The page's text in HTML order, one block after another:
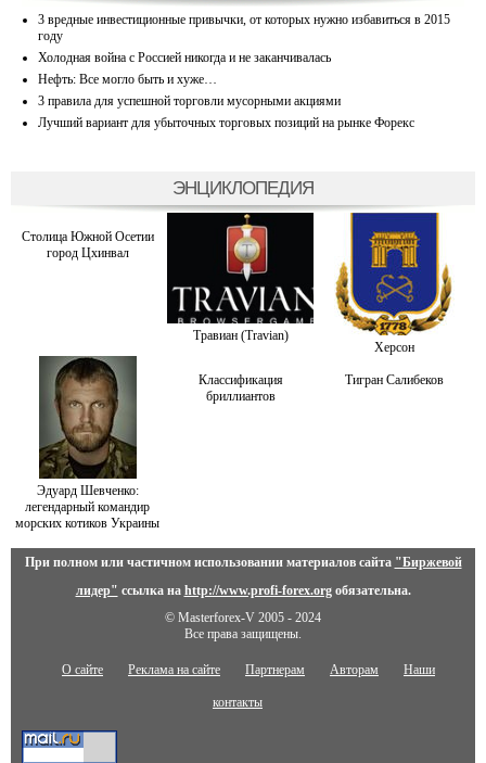
3 вредные инвестиционные привычки, от которых нужно избавиться в 2015
году
Холодная война с Россией никогда и не заканчивалась
Нефть: Все могло быть и хуже…
3 правила для успешной торговли мусорными акциями
Лучший вариант для убыточных торговых позиций на рынке Форекс
ЭНЦИКЛОПЕДИЯ
Столица Южной Осетии
город Цхинвал
Травиан (Travian)
Херсон
Эдуард Шевченко:
легендарный командир
морских котиков Украины
Классификация
бриллиантов
Тигран Салибеков
При полном или частичном использовании материалов сайта "Биржевой
лидер" ссылка на http://www.profi-forex.orgобязательна.
© Masterforex-V 2005 - 2024
Все права защищены.
О сайте Реклама на сайте Партнерам Авторам Наши
контакты